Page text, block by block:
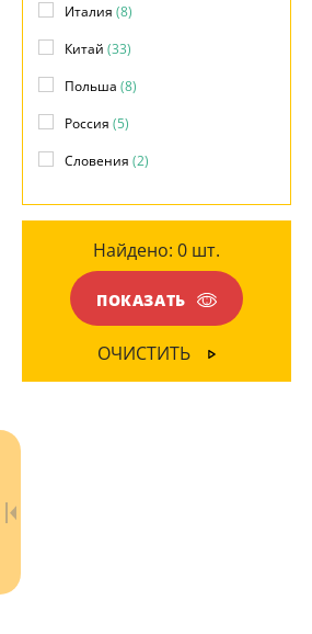
ЦВЕТ ПЛАФОНОВ
Белый(46)
(1)
Желтый (1)
Коричневый
Матовый(1)
Прозрачный(13)
Серый
Италия (8)
Китай (33)
Польша (8)
Россия (5)
Словения (2)
Найдено: 0 шт.
ПОКАЗАТЬ
ОЧИСТИТЬ